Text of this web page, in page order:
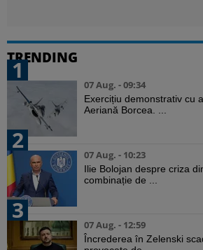
TRENDING
1
07 Aug. - 09:34
Exercițiu demonstrativ cu
Aeriană Borcea. ...
2
07 Aug. - 10:23
Ilie Bolojan despre criza
combinație de ...
3
07 Aug. - 12:59
Încrederea în Zelenski